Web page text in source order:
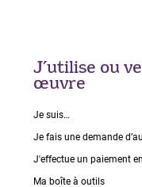
J’utilise ou
œuvre
Je suis…
Je fais une demande
J'effectue un paiement
Ma boîte à outils